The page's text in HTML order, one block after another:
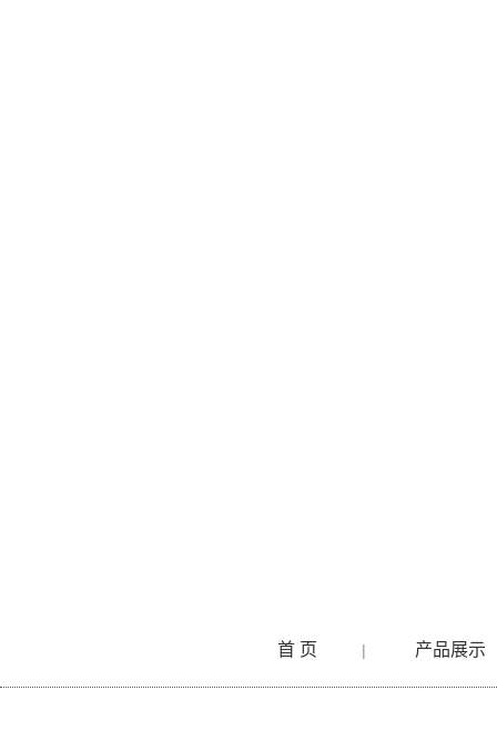
首 页 | 产品展示